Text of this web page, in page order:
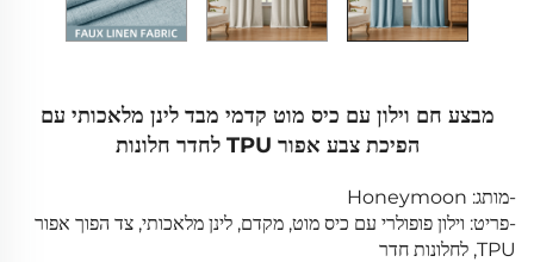
מבצע חם וילון עם כיס מוט קדמי מבד לינן מלאכותי עם
הפיכת צבע אפור TPU לחדר חלונות
-מותג: Honeymoon
-פריט: וילון פופולרי עם כיס מוט, מקדם, לינן מלאכותי, צד הפוך אפור
TPU, לחלונות חדר